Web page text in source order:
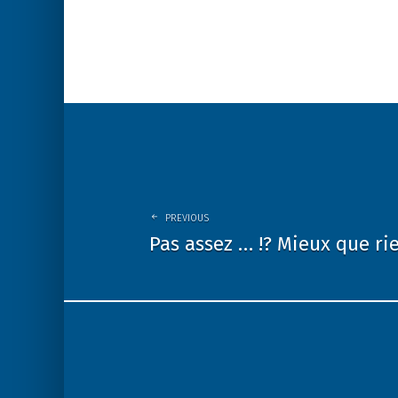
PREVIOUS
Pas assez … !? Mieux que